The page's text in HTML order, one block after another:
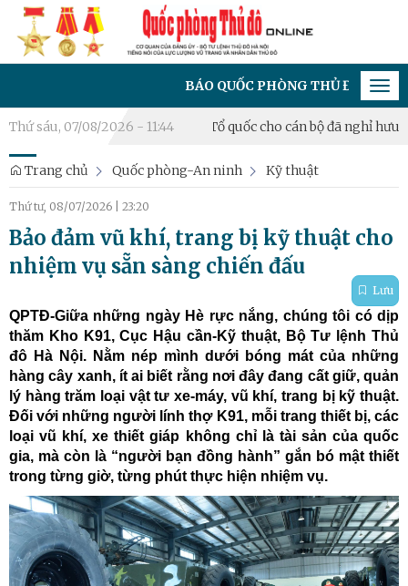
BÁO QUỐC PHÒNG THỦ ĐÔ - CƠ QUAN
Thứ sáu, 07/08/2026 - 11:44
Huân chương Bảo vệ Tổ quốc cho cán bộ đã nghỉ hưu Khai
Trang chủ Quốc phòng-An ninh Kỹ thuật
Thứ tư, 08/07/2026 23:20
Bảo đảm vũ khí, trang bị kỹ thuật cho
nhiệm vụ sẵn sàng chiến đấu
Lưu
QPTĐ-Giữa những ngày Hè rực nắng, chúng tôi có dịp
thăm Kho K91, Cục Hậu cần-Kỹ thuật, Bộ Tư lệnh Thủ
đô Hà Nội. Nằm nép mình dưới bóng mát của những
hàng cây xanh, ít ai biết rằng nơi đây đang cất giữ, quản
lý hàng trăm loại vật tư xe-máy, vũ khí, trang bị kỹ thuật.
Đối với những người lính thợ K91, mỗi trang thiết bị, các
loại vũ khí, xe thiết giáp không chỉ là tài sản của quốc
gia, mà còn là “người bạn đồng hành” gắn bó mật thiết
trong từng giờ, từng phút thực hiện nhiệm vụ.